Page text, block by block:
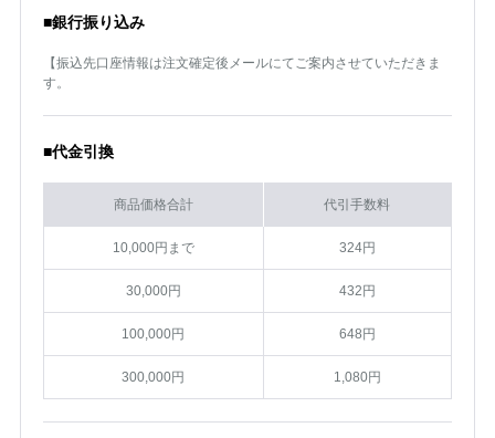
■銀行振り込み
【振込先口座情報は注文確定後メールにてご案内させていただきま
す。
■代金引換
商品価格合計 代引手数料
10,000円まで 324円
30,000円 432円
100,000円 648円
300,000円 1,080円